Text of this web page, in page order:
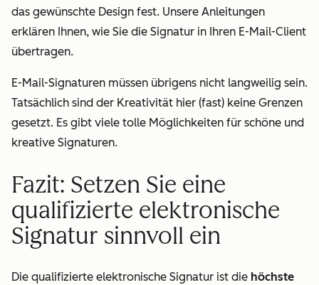
das gewünschte Design fest. Unsere Anleitungen
erklären Ihnen, wie Sie die Signatur in Ihren E-Mail-Client
übertragen.
E-Mail-Signaturen müssen übrigens nicht langweilig sein.
Tatsächlich sind der Kreativität hier (fast) keine Grenzen
gesetzt. Es gibt viele tolle Möglichkeiten für schöne und
kreative Signaturen.
Fazit: Setzen Sie eine
qualifizierte elektronische
Signatur sinnvoll ein
Die qualifizierte elektronische Signatur ist die höchste